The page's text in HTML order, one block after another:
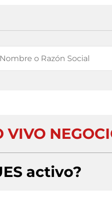
VIVO
activo?